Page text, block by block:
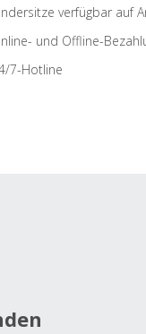
verfügbar auf
und Offline-
7-Hotline